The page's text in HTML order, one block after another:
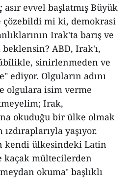
evvel başlatmış Büyük
mi ki, demokrasi
Irak'ta barış ve
ABD, Irak'ı,
sinirlenmeden ve
ediyor. Olguların adını
olgulara isim verme
Irak,
okuduğu bir ülke olmak
yaşıyor.
kendi ülkesindeki Latin
kaçak mültecilerden
okuma" başlıklı